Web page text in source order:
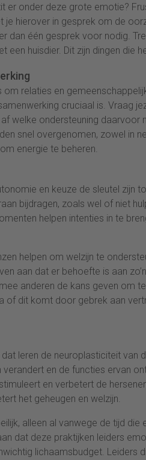
er onder deze grote emotie?
je hierover in gesprek om de
dan één gesprek voor nodig.
huisdier. Dit zijn dingen die
om relaties en
cruciaal is. Vraag
welke ondersteuning daarvoor
snel overgenomen, zowel in
energie te beheren.
en keuze de sleutel zijn
bijdragen, zoals wel of niet
helpen intenties in te
helpen om welzijn te
aan dat er behoefte is aan
anderen de kans geven om
of dit komt door gebrek aan
leren de neuroplasticiteit van
verandert en de functies ervan
en verbetert de
het geheugen en welzijn.
alleen al vanwege de tijd
dat deze praktijken leiders
lichaamsbudget. Leiders